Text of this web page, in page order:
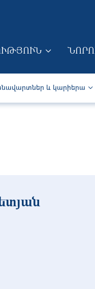
և կարիերա